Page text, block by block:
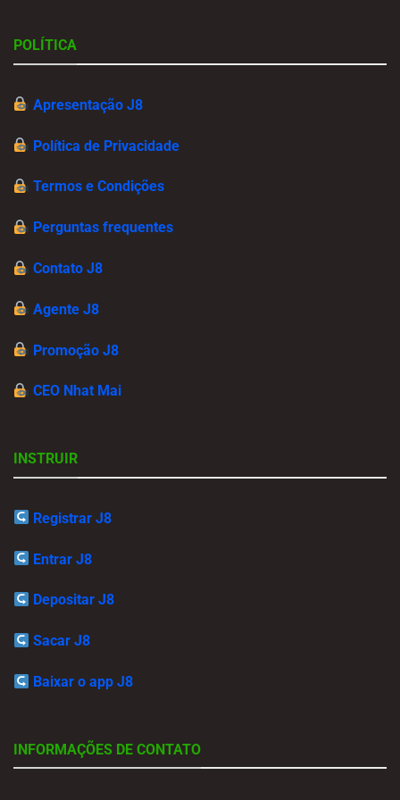
POLÍTICA
Apresentação J8
Política de Privacidade
Termos e Condições
Perguntas frequentes
Contato J8
Agente J8
Promoção J8
CEO Nhat Mai
INSTRUIR
Registrar J8
Entrar J8
Depositar J8
Sacar J8
Baixar o app J8
INFORMAÇÕES DE CONTATO